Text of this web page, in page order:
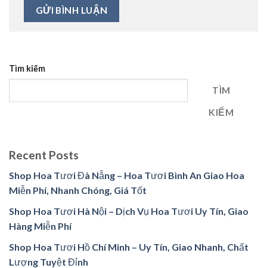
Tìm kiếm
TÌM
KIẾM
Recent Posts
Shop Hoa Tươi Đà Nẵng – Hoa Tươi Bình An Giao Hoa
Miễn Phí, Nhanh Chóng, Giá Tốt
Shop Hoa Tươi Hà Nội – Dịch Vụ Hoa Tươi Uy Tín, Giao
Hàng Miễn Phí
Shop Hoa Tươi Hồ Chí Minh – Uy Tín, Giao Nhanh, Chất
Lượng Tuyệt Đỉnh